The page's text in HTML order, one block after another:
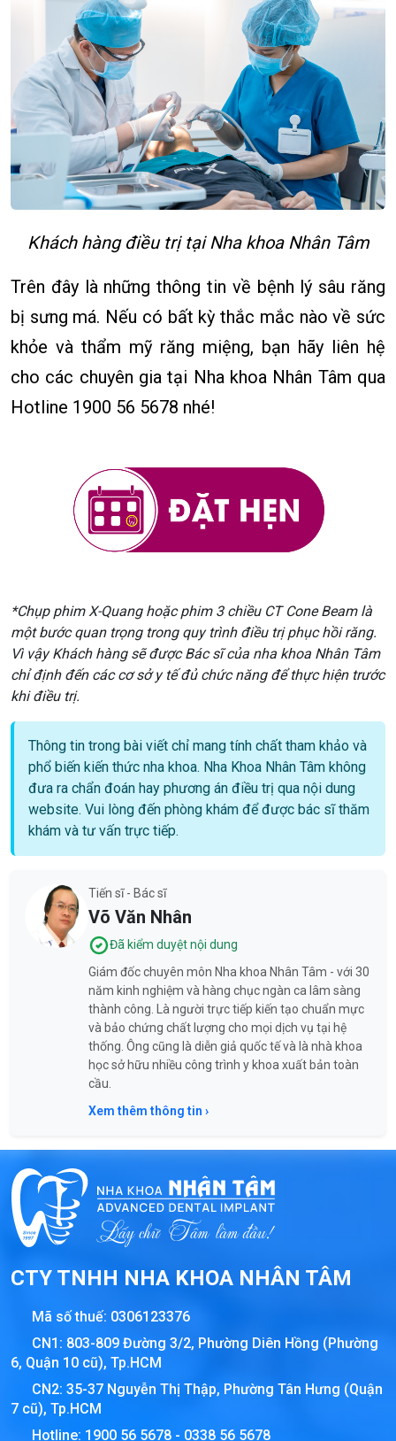
Khách hàng điều trị tại Nha khoa Nhân Tâm
Trên đây là những thông tin về bệnh lý sâu răng
bị sưng má. Nếu có bất kỳ thắc mắc nào về sức
khỏe và thẩm mỹ răng miệng, bạn hãy liên hệ
cho các chuyên gia tại Nha khoa Nhân Tâm qua
Hotline 1900 56 5678 nhé!
*Chụp phim X-Quang hoặc phim 3 chiều CT Cone Beam là
một bước quan trọng trong quy trình điều trị phục hồi răng.
Vì vậy Khách hàng sẽ được Bác sĩ của nha khoa Nhân Tâm
chỉ định đến các cơ sở y tế đủ chức năng để thực hiện trước
khi điều trị.
Thông tin trong bài viết chỉ mang tính chất tham khảo và
phổ biến kiến thức nha khoa. Nha Khoa Nhân Tâm không
đưa ra chẩn đoán hay phương án điều trị qua nội dung
website. Vui lòng đến phòng khám để được bác sĩ thăm
khám và tư vấn trực tiếp.
Tiến sĩ - Bác sĩ
Võ Văn Nhân
Đã kiểm duyệt nội dung
Giám đốc chuyên môn Nha khoa Nhân Tâm - với 30
năm kinh nghiệm và hàng chục ngàn ca lâm sàng
thành công. Là người trực tiếp kiến tạo chuẩn mực
và bảo chứng chất lượng cho mọi dịch vụ tại hệ
thống. Ông cũng là diễn giả quốc tế và là nhà khoa
học sở hữu nhiều công trình y khoa xuất bản toàn
cầu.
Xem thêm thông tin ›
CTY TNHH NHA KHOA NHÂN TÂM
Mã số thuế: 0306123376
CN1: 803-809 Đường 3/2, Phường Diên Hồng (Phường
6, Quận 10 cũ), Tp.HCM
CN2: 35-37 Nguyễn Thị Thập, Phường Tân Hưng (Quận
7 cũ), Tp.HCM
Hotline: 1900 56 5678 - 0338 56 5678